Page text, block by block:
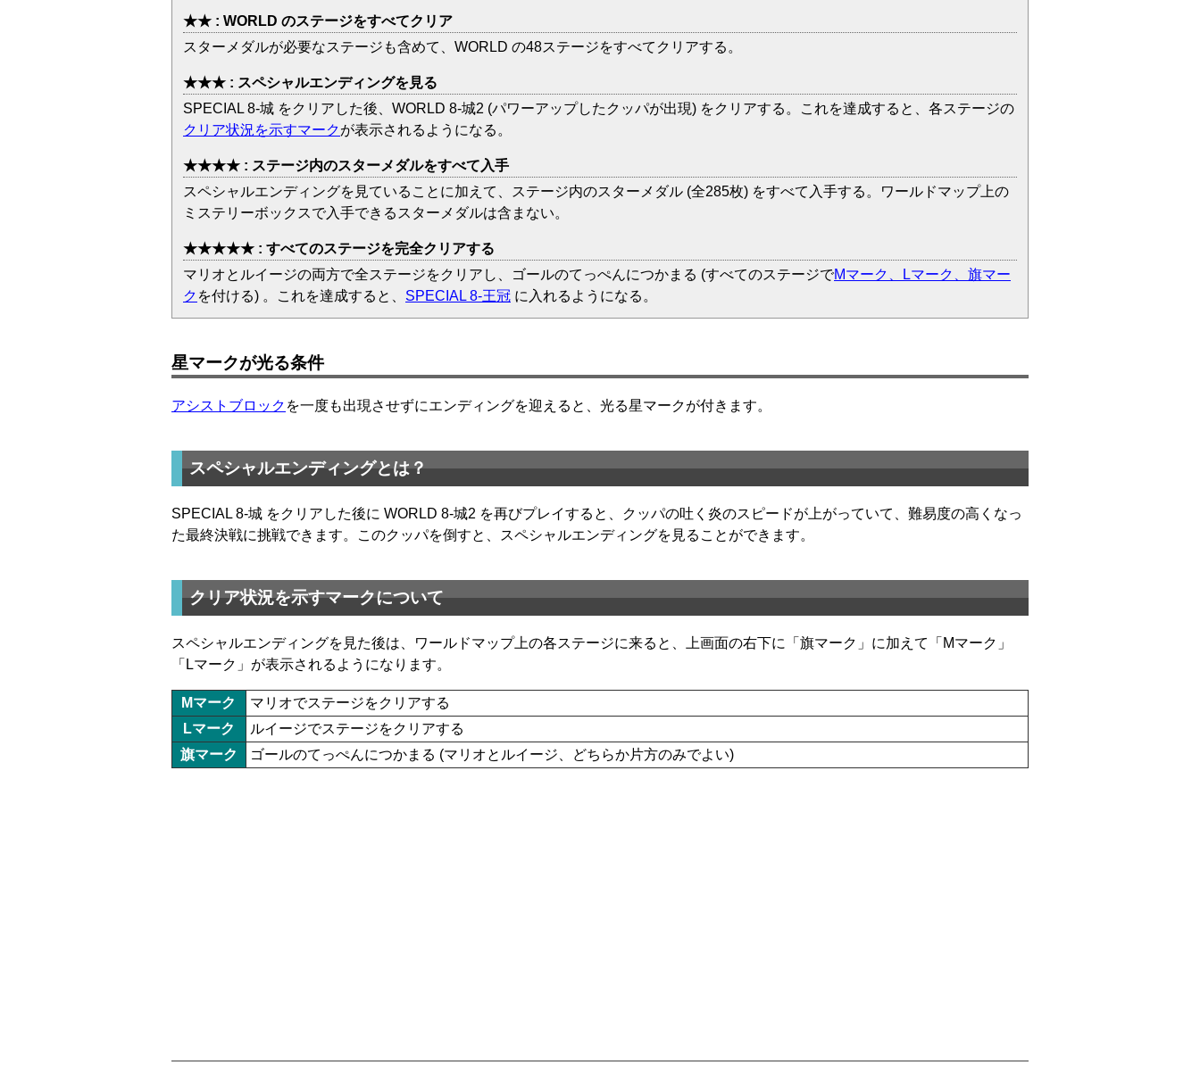
★★ : WORLD のステージをすべてクリア
スターメダルが必要なステージも含めて、WORLD の48ステージをすべてクリアする。
★★★ : スペシャルエンディングを見る
SPECIAL 8-城 をクリアした後、WORLD 8-城2 (パワーアップしたクッパが出現) をクリアする。これを達成すると、各ステージの
クリア状況を示すマークが表示されるようになる。
★★★★ : ステージ内のスターメダルをすべて入手
スペシャルエンディングを見ていることに加えて、ステージ内のスターメダル (全285枚) をすべて入手する。ワールドマップ上の
ミステリーボックスで入手できるスターメダルは含まない。
★★★★★ : すべてのステージを完全クリアする
マリオとルイージの両方で全ステージをクリアし、ゴールのてっぺんにつかまる (すべてのステージでMマーク、Lマーク、旗マー
ク を付ける) 。これを達成すると、 SPECIAL 8-王冠 に入れるようになる。
星マークが光る条件
アシストブロック を一度も出現させずにエンディングを迎えると、光る星マークが付きます。
スペシャルエンディングとは？
SPECIAL 8-城 をクリアした後に WORLD 8-城2 を再びプレイすると、クッパの吐く炎のスピードが上がっていて、難易度の高くなっ
た最終決戦に挑戦できます。このクッパを倒すと、スペシャルエンディングを見ることができます。
クリア状況を示すマークについて
スペシャルエンディングを見た後は、ワールドマップ上の各ステージに来ると、上画面の右下に「旗マーク」に加えて「Mマーク」
「Lマーク」が表示されるようになります。
Mマーク
マリオでステージをクリアする
Lマーク
ルイージでステージをクリアする
旗マーク
ゴールのてっぺんにつかまる (マリオとルイージ、どちらか片方のみでよい)